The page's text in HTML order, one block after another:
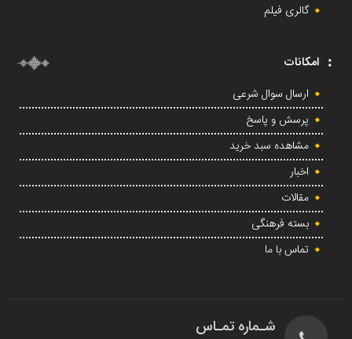
گالری فیلم
امکانات
ارسال سوال شرعی
پرسش و پاسخ
مشاهده سبد خرید
اخبار
مقالات
بسته فرهنگی
تماس با ما
شـماره تمـاس